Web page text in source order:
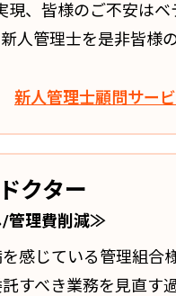
現、皆様のご不安は
人管理士を是非皆様
新人管理士顧問サー
クター
/管理費削減≫
感じている管理組合
すべき業務を見直す